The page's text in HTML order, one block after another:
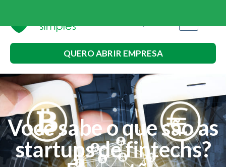
QUERO ABRIR EMPRESA
Você sabe o que são as
startups de fintechs?